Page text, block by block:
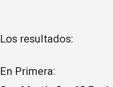
Los resultados:
En Primera: